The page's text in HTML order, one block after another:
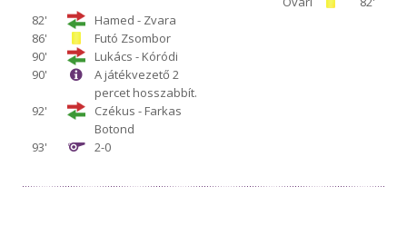
82'
Hamed - Zvara
86'
Futó Zsombor
90'
Lukács - Kóródi
90'
A játékvezető 2
percet hosszabbít.
92'
Czékus - Farkas
Botond
93'
2-0